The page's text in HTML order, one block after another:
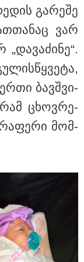
არის
გა­რე­შე
ვარ
ბავ­შვი-
ცხოვ­რე­
მომ­